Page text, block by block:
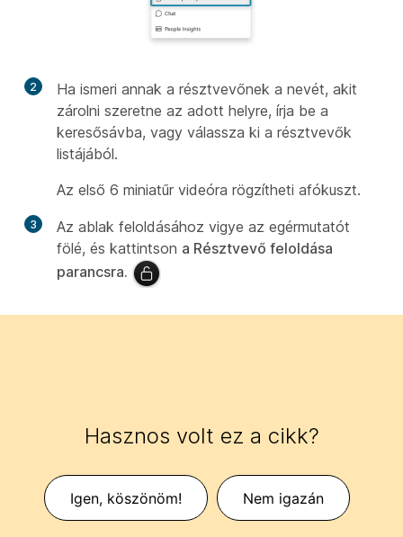
2
Ha ismeri annak a résztvevőnek a nevét, akit
zárolni szeretne az adott helyre, írja be a
keresősávba, vagy válassza ki a résztvevők
listájából.
Az első 6 miniatűr videóra rögzítheti afókuszt.
3
Az ablak feloldásához vigye az egérmutatót
fölé, és kattintson a Résztvevő feloldása
parancsra.
Hasznos volt ez a cikk?
Igen, köszönöm! Nem igazán